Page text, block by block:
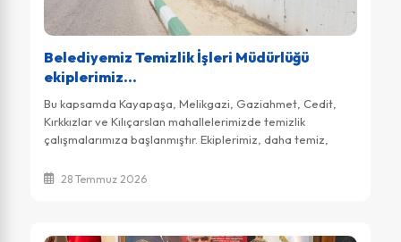
Belediyemiz Temizlik İşleri Müdürlüğü
ekiplerimiz...
Bu kapsamda Kayapaşa, Melikgazi, Gaziahmet, Cedit,
Kırkkızlar ve Kılıçarslan mahallelerimizde temizlik
çalışmalarımıza başlanmıştır. Ekiplerimiz, daha temiz,
28 Temmuz 2026